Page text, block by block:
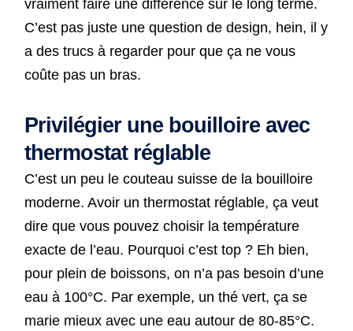
vraiment faire une différence sur le long terme.
C’est pas juste une question de design, hein, il y
a des trucs à regarder pour que ça ne vous
coûte pas un bras.
Privilégier une bouilloire avec
thermostat réglable
C’est un peu le couteau suisse de la bouilloire
moderne. Avoir un thermostat réglable, ça veut
dire que vous pouvez choisir la température
exacte de l’eau. Pourquoi c’est top ? Eh bien,
pour plein de boissons, on n’a pas besoin d’une
eau à 100°C. Par exemple, un thé vert, ça se
marie mieux avec une eau autour de 80-85°C.